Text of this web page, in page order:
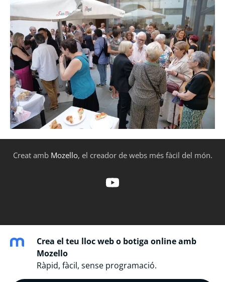
Creat amb Mozello, el creador de webs més fàcil del món.
Crea el teu lloc web o botiga online amb
Mozello
Ràpid, fàcil, sense programació.